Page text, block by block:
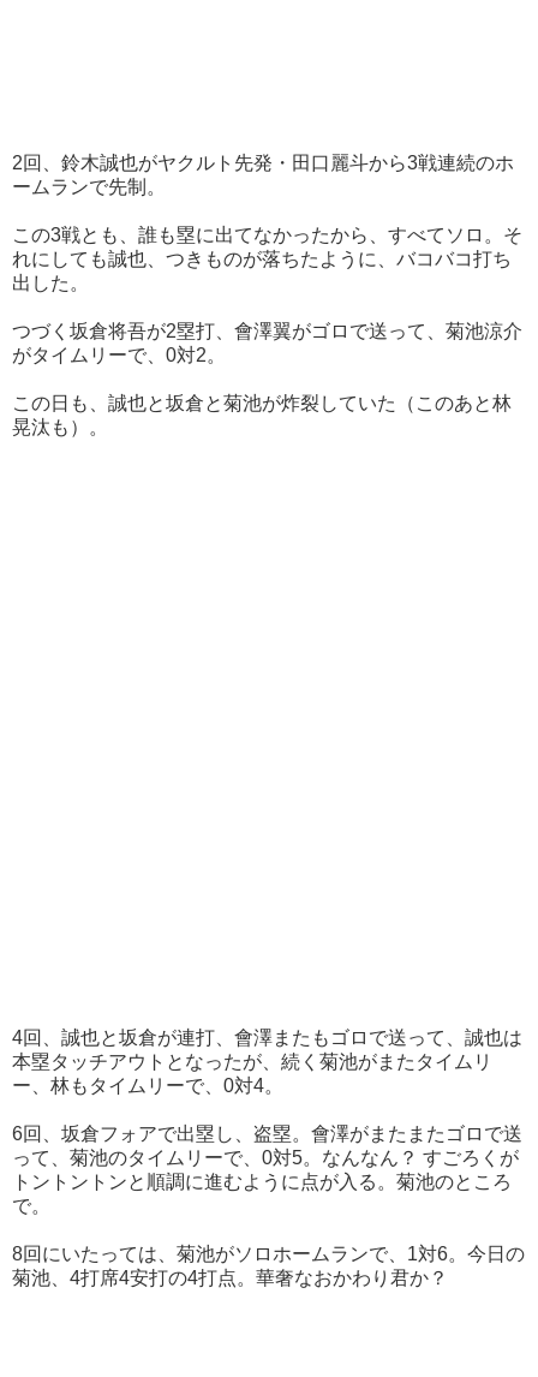
2回、鈴木誠也がヤクルト先発・田口麗斗から3戦連続のホ
ームランで先制。
この3戦とも、誰も塁に出てなかったから、すべてソロ。そ
れにしても誠也、つきものが落ちたように、バコバコ打ち
出した。
つづく坂倉将吾が2塁打、會澤翼がゴロで送って、菊池涼介
がタイムリーで、0対2。
この日も、誠也と坂倉と菊池が炸裂していた（このあと林
晃汰も）。
4回、誠也と坂倉が連打、會澤またもゴロで送って、誠也は
本塁タッチアウトとなったが、続く菊池がまたタイムリ
ー、林もタイムリーで、0対4。
6回、坂倉フォアで出塁し、盗塁。會澤がまたまたゴロで送
って、菊池のタイムリーで、0対5。なんなん？ すごろくが
トントントンと順調に進むように点が入る。菊池のところ
で。
8回にいたっては、菊池がソロホームランで、1対6。今日の
菊池、4打席4安打の4打点。華奢なおかわり君か？